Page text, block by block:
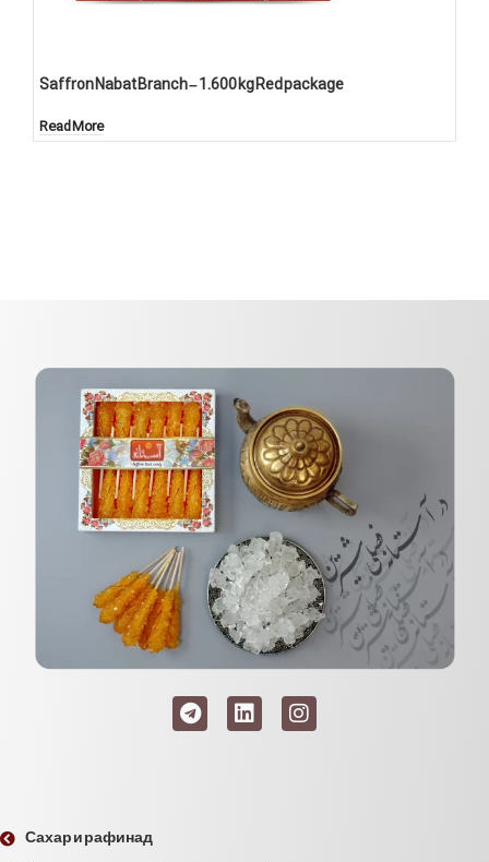
Saffron Nabat Branch – 1.600 kg Red package
Read More
Сахар и рафинад